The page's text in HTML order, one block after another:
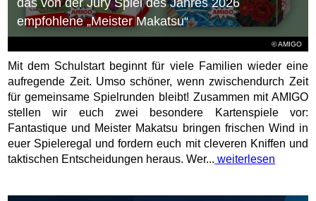
© AMIGO
empfohlene „Meister Makatsu“
Mit dem Schulstart beginnt für viele Familien wieder eine
aufregende Zeit. Umso schöner, wenn zwischendurch Zeit
für gemeinsame Spielrunden bleibt! Zusammen mit AMIGO
stellen wir euch zwei besondere Kartenspiele vor:
Fantastique und Meister Makatsu bringen frischen Wind in
euer Spieleregal und fordern euch mit cleveren Kniffen und
taktischen Entscheidungen heraus. Wer... weiterlesen